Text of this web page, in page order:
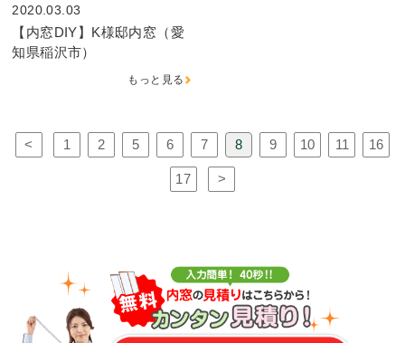
2020.03.03
【内窓DIY】K様邸内窓（愛
知県稲沢市）
もっと見る
< 1 2 5 6 7 8 9 10 11 16
17 >